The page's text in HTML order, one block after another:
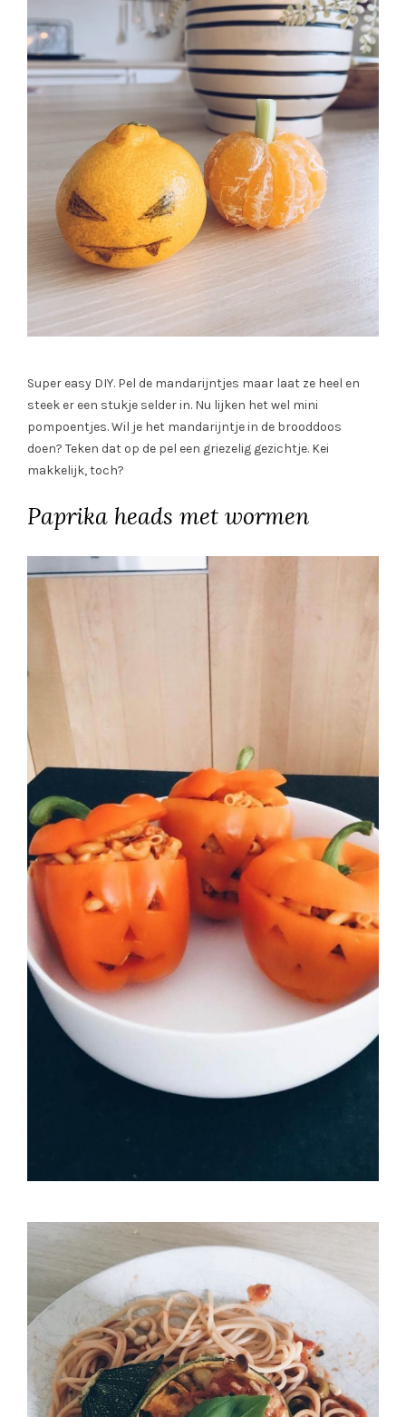
Super easy DIY. Pel de mandarijntjes maar laat ze heel en
steek er een stukje selder in. Nu lijken het wel mini
pompoentjes. Wil je het mandarijntje in de brooddoos
doen? Teken dat op de pel een griezelig gezichtje. Kei
makkelijk, toch?
Paprika heads met wormen